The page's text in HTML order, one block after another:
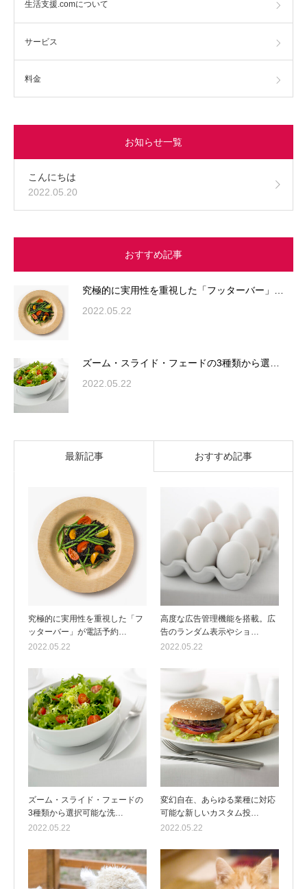
生活支援.comについて
サービス
料金
お知らせ一覧
こんにちは
2022.05.20
おすすめ記事
究極的に実用性を重視した「フッターバー」…
2022.05.22
ズーム・スライド・フェードの3種類から選…
2022.05.22
最新記事 おすすめ記事
究極的に実用性を重視した「フ
ッターバー」が電話予約…
2022.05.22
高度な広告管理機能を搭載。広
告のランダム表示やショ…
2022.05.22
ズーム・スライド・フェードの
3種類から選択可能な洗…
2022.05.22
変幻自在、あらゆる業種に対応
可能な新しいカスタム投…
2022.05.22